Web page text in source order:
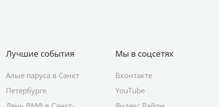
Лучшие события
Алые паруса в Санкт
Петербурге
Мы в соцсетях
Вконтакте
YouTube